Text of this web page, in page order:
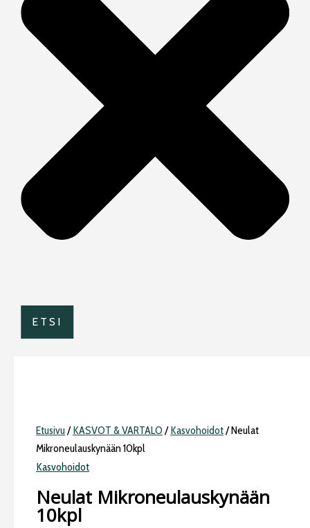
Etusivu/KASVOT & VARTALO /Kasvohoidot/ Neulat
Mikroneulauskynään 10kpl
Kasvohoidot
Neulat Mikroneulauskynään
10kpl
ETSI